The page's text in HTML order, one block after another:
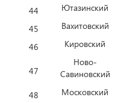
44
Ютазинский
45
Вахитовский
46
Кировский
47
Ново-
Савиновский
48 Московский